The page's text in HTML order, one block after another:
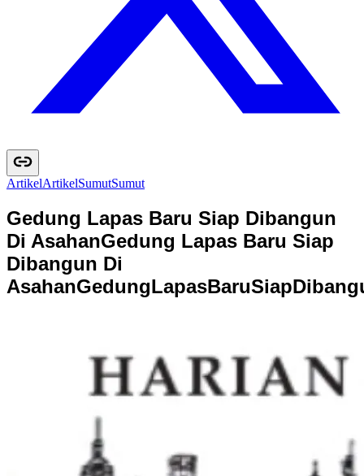
ArtikelArtikelSumutSumut
Gedung Lapas Baru Siap Dibangun
Di AsahanGedung Lapas Baru Siap
Dibangun Di
AsahanGedungLapasBaruSiapDibang